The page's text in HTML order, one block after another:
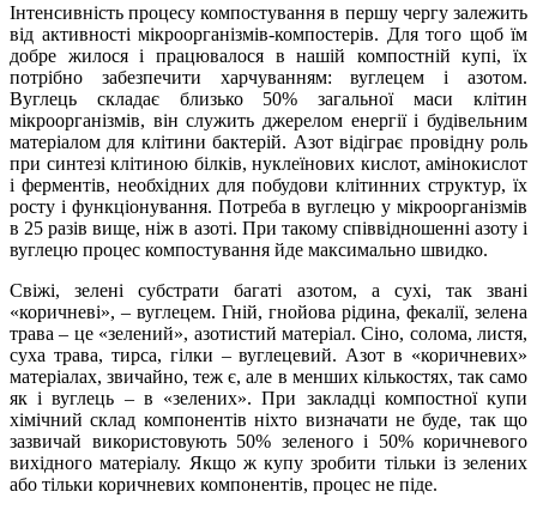
Інтенсивність процесу компостування в першу чергу залежить
від активності мікроорганізмів-компостерів. Для того щоб їм
добре жилося і працювалося в нашій компостній купі, їх
потрібно забезпечити харчуванням: вуглецем і азотом.
Вуглець складає близько 50% загальної маси клітин
мікроорганізмів, він служить джерелом енергії і будівельним
матеріалом для клітини бактерій. Азот відіграє провідну роль
при синтезі клітиною білків, нуклеїнових кислот, амінокислот
і ферментів, необхідних для побудови клітинних структур, їх
росту і функціонування. Потреба в вуглецю у мікроорганізмів
в 25 разів вище, ніж в азоті. При такому співвідношенні азоту і
вуглецю процес компостування йде максимально швидко.
Свіжі, зелені субстрати багаті азотом, а сухі, так звані
«коричневі», – вуглецем. Гній, гнойова рідина, фекалії, зелена
трава – це «зелений», азотистий матеріал. Сіно, солома, листя,
суха трава, тирса, гілки – вуглецевий. Азот в «коричневих»
матеріалах, звичайно, теж є, але в менших кількостях, так само
як і вуглець – в «зелених». При закладці компостної купи
хімічний склад компонентів ніхто визначати не буде, так що
зазвичай використовують 50% зеленого і 50% коричневого
вихідного матеріалу. Якщо ж купу зробити тільки із зелених
або тільки коричневих компонентів, процес не піде.